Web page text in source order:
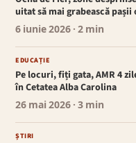
uitat să mai grabească
6 iunie 2026 · 2 min
EDUCAȚIE
Pe locuri, fiți gata, AMR 4
în Cetatea Alba Carolina
26 mai 2026 · 3 min
ȘTIRI